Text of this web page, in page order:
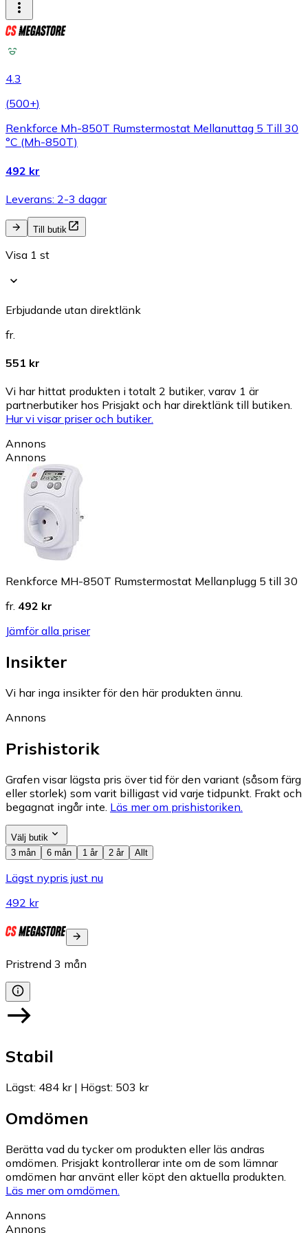
4.3
(500+)
Renkforce Mh-850T Rumstermostat Mellanuttag 5 Till 30
°C (Mh-850T)
492 kr
Leverans: 2-3 dagar
Till butik
Visa 1 st
Erbjudande utan direktlänk
fr.
551 kr
Vi har hittat produkten i totalt 2 butiker, varav 1 är
partnerbutiker hos Prisjakt och har direktlänk till butiken.
Hur vi visar priser och butiker.
Annons
Annons
Renkforce MH-850T Rumstermostat Mellanplugg 5 till 30
fr. 492 kr
Jämför alla priser
Insikter
Vi har inga insikter för den här produkten ännu.
Annons
Prishistorik
Grafen visar lägsta pris över tid för den variant (såsom färg
eller storlek) som varit billigast vid varje tidpunkt. Frakt och
begagnat ingår inte. Läs mer om prishistoriken.
Välj butik
3 mån
6 mån 1 år 2 år Allt
Lägst nypris just nu
492 kr
Pristrend 3 mån
Stabil
Lägst: 484 kr| Högst: 503 kr
Omdömen
Berätta vad du tycker om produkten eller läs andras
omdömen. Prisjakt kontrollerar inte om de som lämnar
omdömen har använt eller köpt den aktuella produkten.
Läs mer om omdömen.
Annons
Annons